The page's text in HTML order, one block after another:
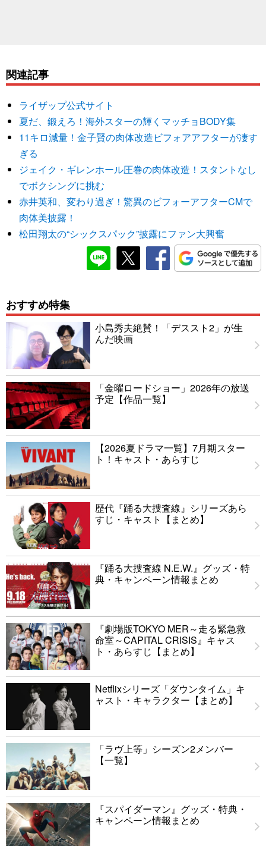
関連記事
ライザップ公式サイト
夏だ、鍛えろ！海外スターの輝くマッチョBODY集
11キロ減量！金子賢の肉体改造ビフォアアフターが凄す
ぎる
ジェイク・ギレンホール圧巻の肉体改造！スタントなし
でボクシングに挑む
赤井英和、変わり過ぎ！驚異のビフォーアフターCMで
肉体美披露！
松田翔太の“シックスパック”披露にファン大興奮
おすすめ特集
小島秀夫絶賛！「デススト2」が生
んだ映画
「金曜ロードショー」2026年の放送
予定【作品一覧】
【2026夏ドラマ一覧】7月期スター
ト！キャスト・あらすじ
歴代『踊る大捜査線』シリーズあら
すじ・キャスト【まとめ】
『踊る大捜査線 N.E.W.』グッズ・特
典・キャンペーン情報まとめ
『劇場版TOKYO MER～走る緊急救
命室～CAPITAL CRISIS』キャス
ト・あらすじ【まとめ】
Netflixシリーズ「ダウンタイム」キ
ャスト・キャラクター【まとめ】
「ラヴ上等」シーズン2メンバー
【一覧】
『スパイダーマン』グッズ・特典・
キャンペーン情報まとめ